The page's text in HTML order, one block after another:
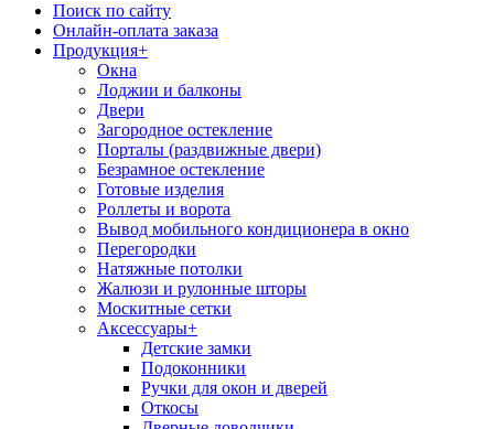
Поиск по сайту
Онлайн-оплата заказа
Продукция+
Окна
Лоджии и балконы
Двери
Загородное остекление
Порталы (раздвижные двери)
Безрамное остекление
Готовые изделия
Роллеты и ворота
Вывод мобильного кондиционера в окно
Перегородки
Натяжные потолки
Жалюзи и рулонные шторы
Москитные сетки
Аксессуары+
Детские замки
Подоконники
Ручки для окон и дверей
Откосы